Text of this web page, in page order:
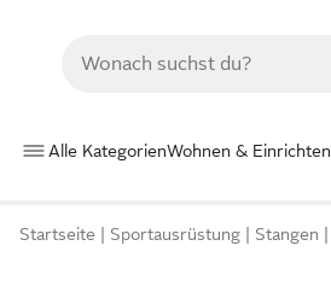
Alle KategorienWohnen & Einrichten
Startseite Sportausrüstung Stangen